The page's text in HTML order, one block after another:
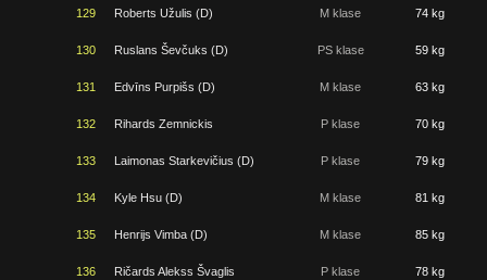
129 Roberts Užulis (D) M klase 74 kg
130 Ruslans Ševčuks (D) PS klase 59 kg
131 Edvīns Purpišs (D) M klase 63 kg
132 Rihards Zemnickis P klase 70 kg
133 Laimonas Starkevičius (D) P klase 79 kg
134 Kyle Hsu (D) M klase 81 kg
135 Henrijs Vimba (D) M klase 85 kg
136 Ričards Alekss Švaglis P klase 78 kg